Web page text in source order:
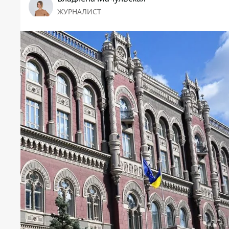
ЖУРНАЛИСТ